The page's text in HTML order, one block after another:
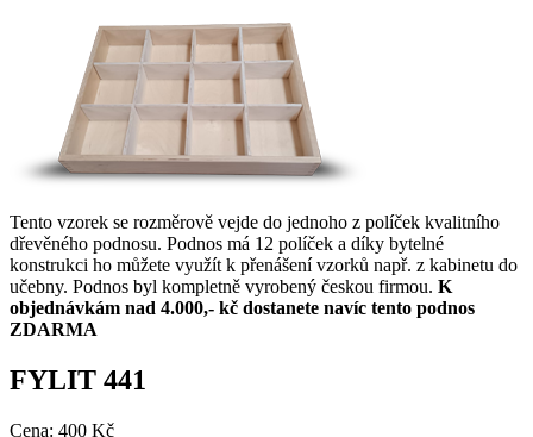
Tento vzorek se rozměrově vejde do jednoho z políček kvalitního
dřevěného podnosu. Podnos má 12 políček a díky bytelné
konstrukci ho můžete využít k přenášení vzorků např. z kabinetu do
učebny. Podnos byl kompletně vyrobený českou firmou. K
objednávkám nad 4.000,- kč dostanete navíc tento podnos
ZDARMA
FYLIT 441
Cena: 400 Kč